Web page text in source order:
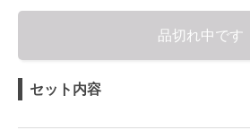
品切れ中です
セット内容